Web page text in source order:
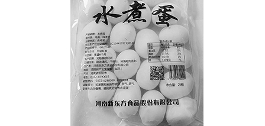
加入新东方
联系我们